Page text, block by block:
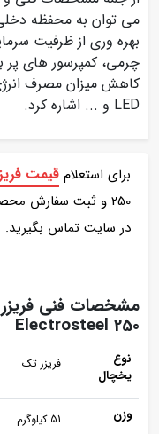
می توان به محفظه
بهره وری از ظرفیت
LED و ... اشاره کرد.
برای استعلام قیمت
250 و ثبت سفارش
در سایت تماس بگیرید.
مشخصات فنی فریزر
Electrosteel 250
نوع
یخچال
فریزر تک
وزن 51 کیلوگرم